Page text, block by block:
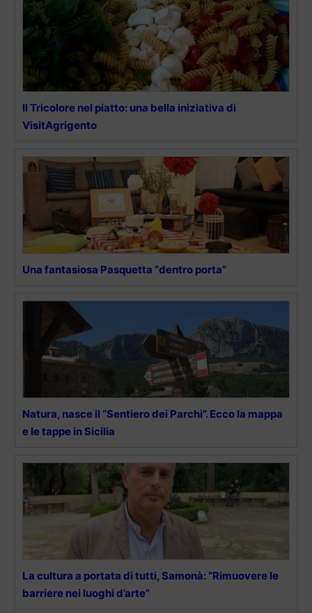
Il Tricolore nel piatto: una bella iniziativa di
VisitAgrigento
Una fantasiosa Pasquetta “dentro porta”
Natura, nasce il “Sentiero dei Parchi”. Ecco la mappa
e le tappe in Sicilia
La cultura a portata di tutti, Samonà: “Rimuovere le
barriere nei luoghi d’arte”